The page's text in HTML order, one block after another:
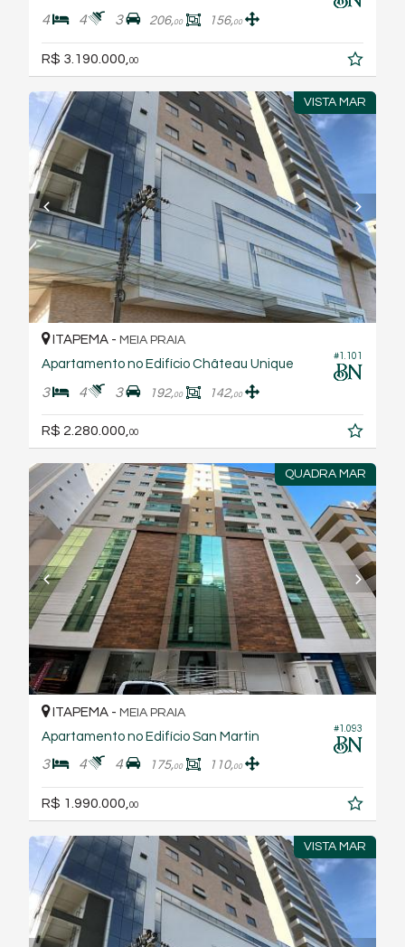
4 4 3 206,00 156,00
R$ 3.190.000, 00
VISTA MAR
#1.101
ITAPEMA - MEIA PRAIA
Apartamento no Edifício Château Unique
3 4 3 192,00 142,00
R$ 2.280.000,00
QUADRA MAR
#1.093
ITAPEMA - MEIA PRAIA
Apartamento no Edifício San Martin
3 4 4 175,00 110,00
R$ 1.990.000, 00
VISTA MAR